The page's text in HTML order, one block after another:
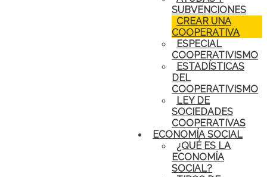
SUBVENCIONES
CREAR UNA
COOPERATIVA
ESPECIAL
COOPERATIVISMO
ESTADÍSTICAS
DEL
COOPERATIVISMO
LEY DE
SOCIEDADES
COOPERATIVAS
ECONOMÍA SOCIAL
¿QUÉ ES LA
ECONOMÍA
SOCIAL?